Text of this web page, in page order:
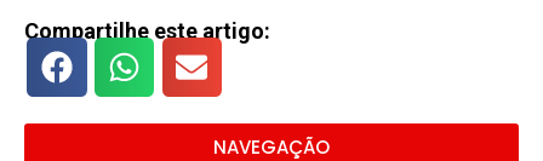
Compartilhe este artigo:
NAVEGAÇÃO